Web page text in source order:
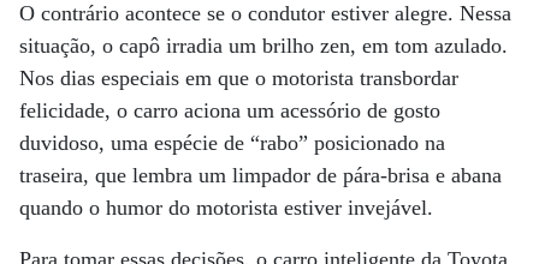
O contrário acontece se o condutor estiver alegre. Nessa
situação, o capô irradia um brilho zen, em tom azulado.
Nos dias especiais em que o motorista transbordar
felicidade, o carro aciona um acessório de gosto
duvidoso, uma espécie de “rabo” posicionado na
traseira, que lembra um limpador de pára-brisa e abana
quando o humor do motorista estiver invejável.
Para tomar essas decisões, o carro inteligente da Toyota